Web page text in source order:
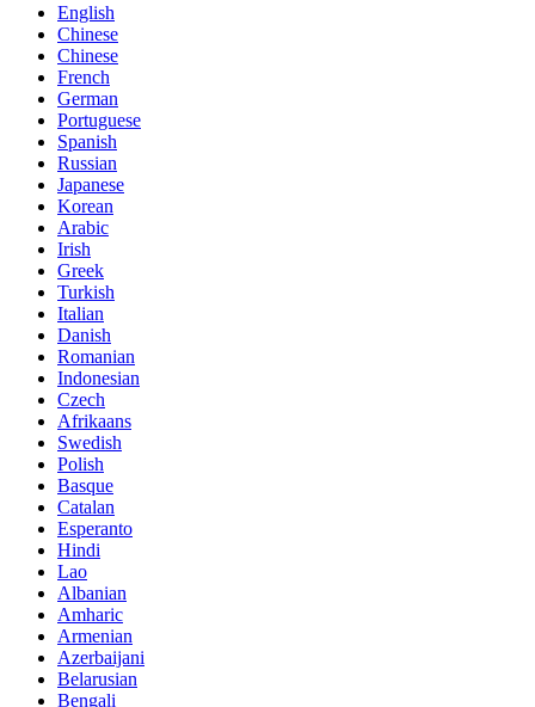
English
Chinese
Chinese
French
German
Portuguese
Spanish
Russian
Japanese
Korean
Arabic
Irish
Greek
Turkish
Italian
Danish
Romanian
Indonesian
Czech
Afrikaans
Swedish
Polish
Basque
Catalan
Esperanto
Hindi
Lao
Albanian
Amharic
Armenian
Azerbaijani
Belarusian
Bengali